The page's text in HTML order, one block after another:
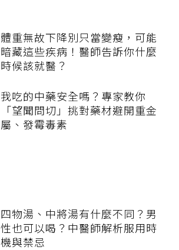
體重無故下降別只當變瘦，可能
暗藏這些疾病！醫師告訴你什麼
時候該就醫？
我吃的中藥安全嗎？專家教你
「望聞問切」挑對藥材避開重金
屬、發霉毒素
四物湯、中將湯有什麼不同？男
性也可以喝？中醫師解析服用時
機與禁忌